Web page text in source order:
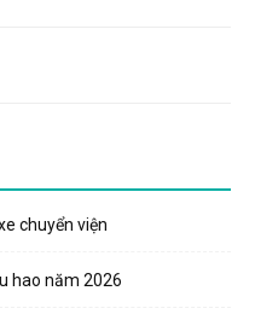
chuyển viện
hao năm 2026